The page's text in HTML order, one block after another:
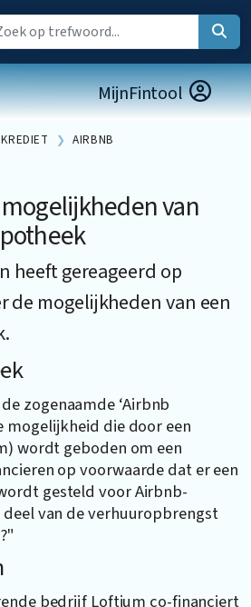
MijnFintool
AIRBNB
van
heeft gereageerd op
de mogelijkheden van een
zogenaamde ‘Airbnb
mogelijkheid die door een
wordt geboden om een
op voorwaarde dat er een
gesteld voor Airbnb-
van de verhuuropbrengst
bedrijf Loftium co-financiert